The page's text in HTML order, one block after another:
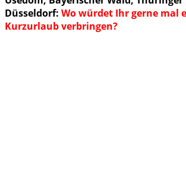
Düsseldorf: Wo würdet Ihr gerne mal
Kurzurlaub verbringen?